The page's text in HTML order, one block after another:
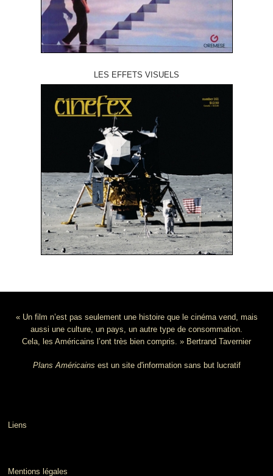
LES EFFETS VISUELS
« Un film n’est pas seulement une histoire que le cinéma vend, mais
aussi une culture, un pays, un autre type de consommation.
Cela, les Américains l’ont très bien compris. » Bertrand Tavernier
Plans Américains est un site d'information sans but lucratif
Liens
Mentions légales